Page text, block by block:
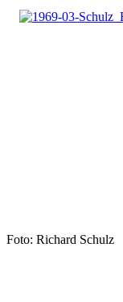
Foto: Richard Schulz